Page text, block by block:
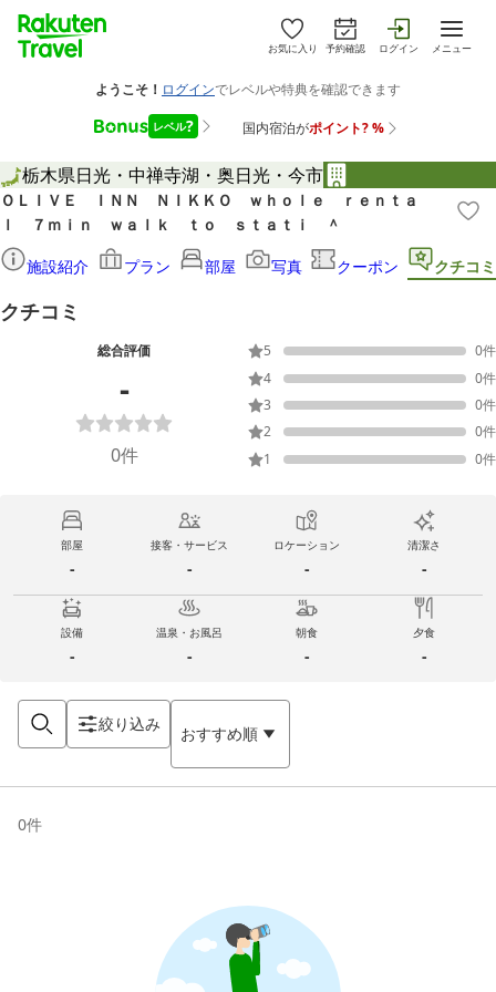
お気に入り 予約確認 ログイン メニュー
栃木県日光・中禅寺湖・奥日光・今市
ＯＬＩＶＥ ＩＮＮ ＮＩＫＫＯ ｗｈｏｌｅ ｒｅｎｔａ
ｌ ７ｍｉｎ ｗａｌｋ ｔｏ ｓｔａｔｉ ＾
施設紹介
プラン 部屋 写真 クーポン クチコミ
クチコミ
総合評価
-
0件
5 0件
4
0件
3
0件
2
0件
1
0件
部屋
-
接客・サービス
-
ロケーション
-
清潔さ
-
設備
-
温泉・お風呂
-
朝食
-
夕食
-
絞り込み おすすめ順
0件